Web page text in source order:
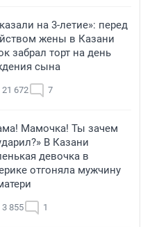
на 3-летие»: перед
жены в Казани
забрал торт на день
сына
21 672 7
Мамочка! Ты зачем
В Казани
девочка в
отгоняла мужчину
3 855 1